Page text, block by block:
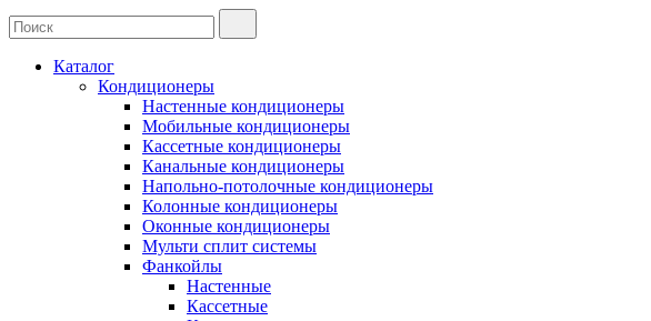
Каталог
Кондиционеры
Настенные кондиционеры
Мобильные кондиционеры
Кассетные кондиционеры
Канальные кондиционеры
Напольно-потолочные кондиционеры
Колонные кондиционеры
Оконные кондиционеры
Мульти сплит системы
Фанкойлы
Настенные
Кассетные